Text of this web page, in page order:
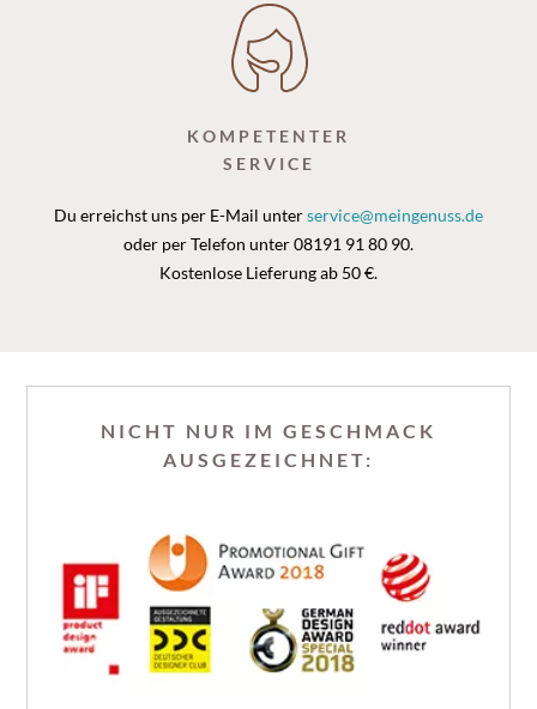
KOMPETENTER
SERVICE
Du erreichst uns per E-Mail unterservice@meingenuss.de
oder per Telefon unter 08191 91 80 90.
Kostenlose Lieferung ab 50 €.
NICHT NUR IM GESCHMACK
AUSGEZEICHNET: